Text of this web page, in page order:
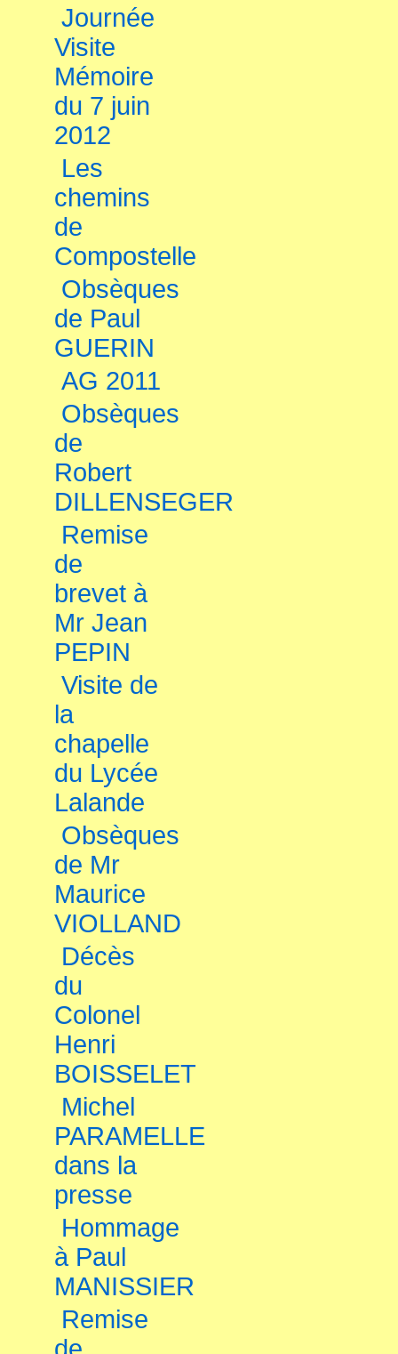
Journée
Visite
Mémoire
du 7 juin
2012
Les
chemins
de
Compostelle
Obsèques
de Paul
GUERIN
AG 2011
Obsèques
de
Robert
DILLENSEGER
Remise
de
brevet à
Mr Jean
PEPIN
Visite de
la
chapelle
du Lycée
Lalande
Obsèques
de Mr
Maurice
VIOLLAND
Décès
du
Colonel
Henri
BOISSELET
Michel
PARAMELLE
dans la
presse
Hommage
à Paul
MANISSIER
Remise